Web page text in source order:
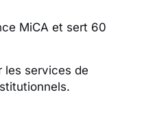
MiCA et sert 60
les services de